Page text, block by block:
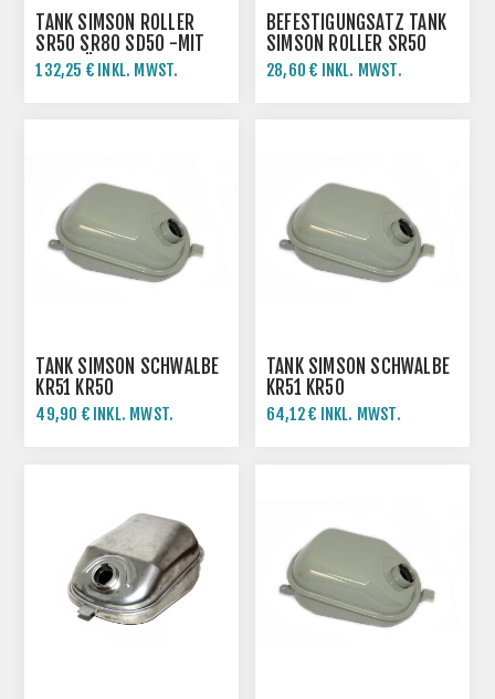
TANK SIMSON ROLLER
SR50 SR80 SD50 -MIT
ZUBEHÖR
132,25 € INKL. MWST.
BEFESTIGUNGSATZ TANK
SIMSON ROLLER SR50
SR80 SD50
28,60 € INKL. MWST.
TANK SIMSON SCHWALBE
KR51 KR50
49,90 € INKL. MWST.
TANK SIMSON SCHWALBE
KR51 KR50
64,12 € INKL. MWST.